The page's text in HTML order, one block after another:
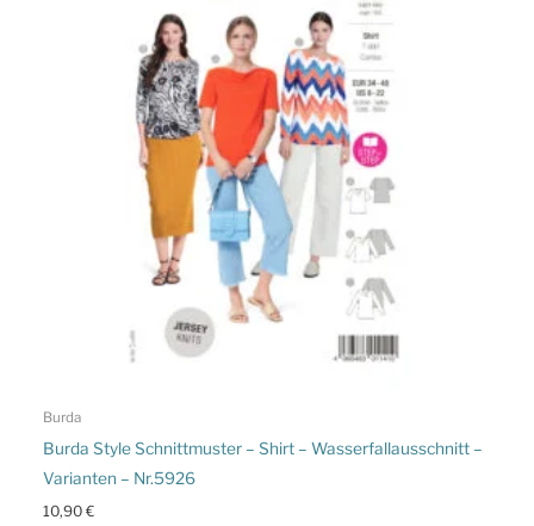
Burda
Burda Style Schnittmuster – Shirt – Wasserfallausschnitt –
Varianten – Nr.5926
10,90€